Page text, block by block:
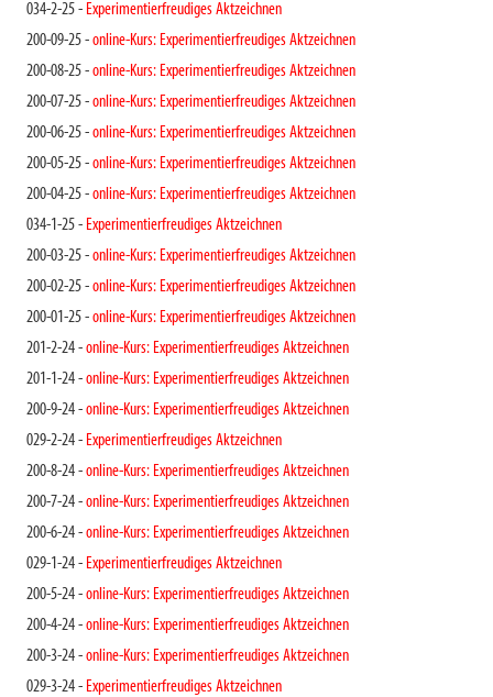
034-2-25 - Experimentierfreudiges Aktzeichnen
200-09-25 -online-Kurs: Experimentierfreudiges Aktzeichnen
200-08-25 -online-Kurs: Experimentierfreudiges Aktzeichnen
200-07-25 -online-Kurs: Experimentierfreudiges Aktzeichnen
200-06-25 -online-Kurs: Experimentierfreudiges Aktzeichnen
200-05-25 -online-Kurs: Experimentierfreudiges Aktzeichnen
200-04-25 -online-Kurs: Experimentierfreudiges Aktzeichnen
034-1-25 - Experimentierfreudiges Aktzeichnen
200-03-25 -online-Kurs: Experimentierfreudiges Aktzeichnen
200-02-25 -online-Kurs: Experimentierfreudiges Aktzeichnen
200-01-25 -online-Kurs: Experimentierfreudiges Aktzeichnen
201-2-24 -online-Kurs: Experimentierfreudiges Aktzeichnen
201-1-24 -online-Kurs: Experimentierfreudiges Aktzeichnen
200-9-24 -online-Kurs: Experimentierfreudiges Aktzeichnen
029-2-24 - Experimentierfreudiges Aktzeichnen
200-8-24 -online-Kurs: Experimentierfreudiges Aktzeichnen
200-7-24 -online-Kurs: Experimentierfreudiges Aktzeichnen
200-6-24 -online-Kurs: Experimentierfreudiges Aktzeichnen
029-1-24 - Experimentierfreudiges Aktzeichnen
200-5-24 -online-Kurs: Experimentierfreudiges Aktzeichnen
200-4-24 -online-Kurs: Experimentierfreudiges Aktzeichnen
200-3-24 -online-Kurs: Experimentierfreudiges Aktzeichnen
029-3-24 - Experimentierfreudiges Aktzeichnen